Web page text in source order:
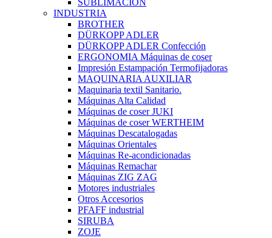
SUBLIMACION
INDUSTRIA
BROTHER
DÜRKOPP ADLER
DÜRKOPP ADLER Confección
ERGONOMIA Máquinas de coser
Impresión Estampación Termofijadoras
MAQUINARIA AUXILIAR
Maquinaria textil Sanitario.
Máquinas Alta Calidad
Máquinas de coser JUKI
Máquinas de coser WERTHEIM
Máquinas Descatalogadas
Máquinas Orientales
Máquinas Re-acondicionadas
Máquinas Remachar
Máquinas ZIG ZAG
Motores industriales
Otros Accesorios
PFAFF industrial
SIRUBA
ZOJE